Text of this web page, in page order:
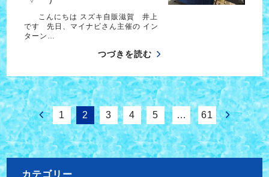
こんにちは スズキ自販滋賀 井上
です 先日、マイナビさん主催の イン
ターン…
つづきを読む
1 2 3 4 5 … 61
カテゴリー